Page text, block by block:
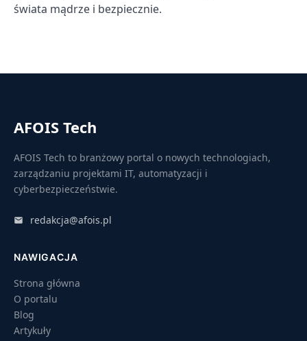
świata mądrze i bezpiecznie.
AFOIS Tech
AFOIS Tech to branżowy portal o nowych technologiach,
zarządzaniu projektami IT, automatyzacji i
cyberbezpieczeństwie.
redakcja@afois.pl
NAWIGACJA
Strona główna
O portalu
Blog
Artykuły